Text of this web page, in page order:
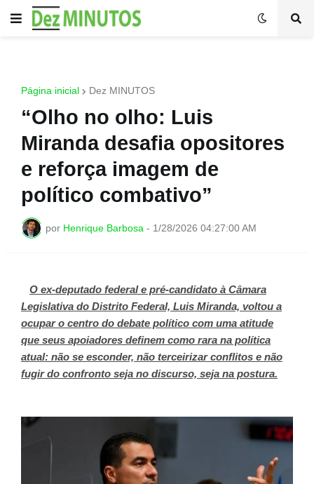
Página inicial Dez MINUTOS
“Olho no olho: Luis
Miranda desafia opositores
e reforça imagem de
político combativo”
por Henrique Barbosa - 1/28/2026 04:27:00 AM
O ex-deputado federal e pré-candidato à Câmara
Legislativa do Distrito Federal, Luis Miranda, voltou a
ocupar o centro do debate político com uma atitude
que seus apoiadores definem como rara na política
atual: não se esconder, não terceirizar conflitos e não
fugir do confronto seja no discurso, seja na postura.